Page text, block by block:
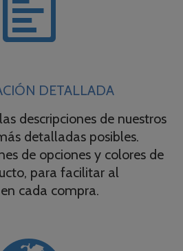
DETALLADA
descripciones de nuestros
detalladas posibles.
de opciones y colores de
para facilitar al
cada compra.